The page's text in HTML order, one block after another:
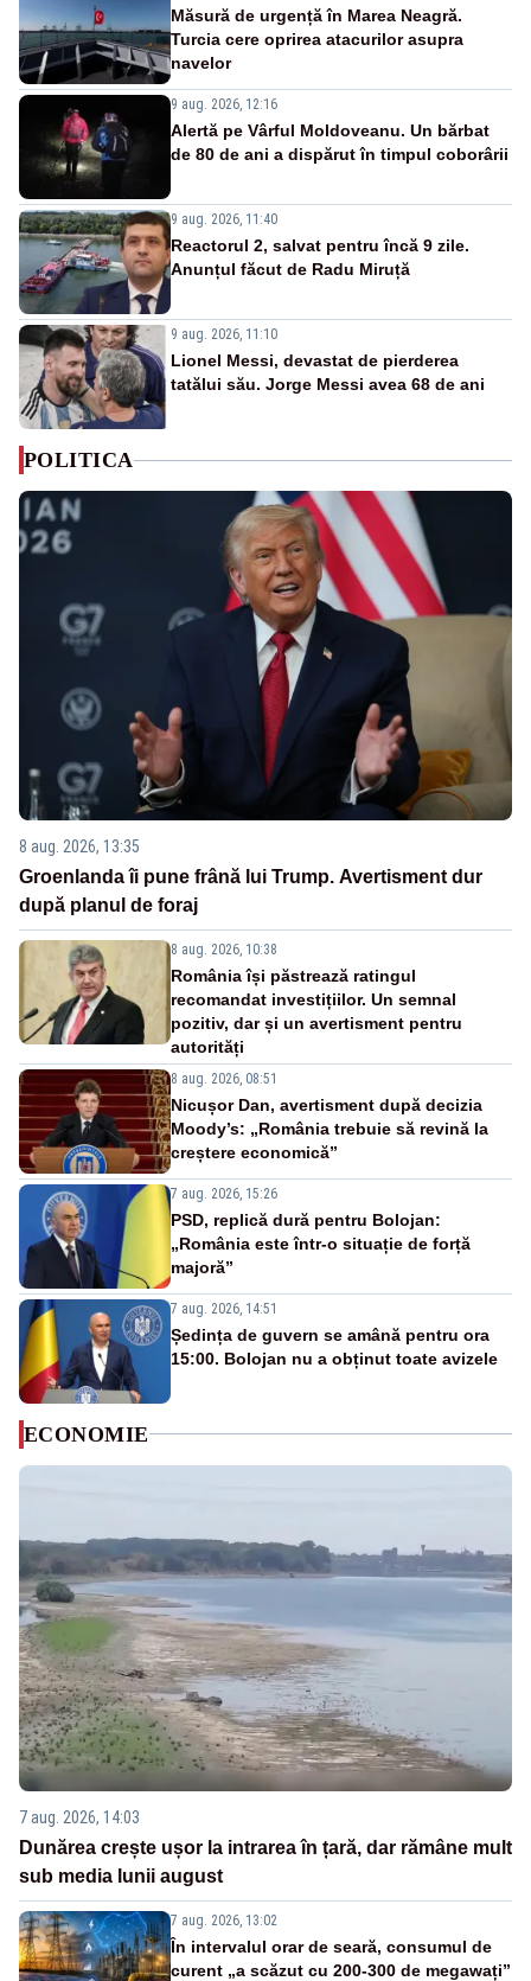
Măsură de urgență în Marea Neagră.
Turcia cere oprirea atacurilor asupra
navelor
9 aug. 2026, 12:16
Alertă pe Vârful Moldoveanu. Un bărbat
de 80 de ani a dispărut în timpul coborârii
9 aug. 2026, 11:40
Reactorul 2, salvat pentru încă 9 zile.
Anunțul făcut de Radu Miruță
9 aug. 2026, 11:10
Lionel Messi, devastat de pierderea
tatălui său. Jorge Messi avea 68 de ani
POLITICA
8 aug. 2026, 13:35
Groenlanda îi pune frână lui Trump. Avertisment dur
după planul de foraj
8 aug. 2026, 10:38
România își păstrează ratingul
recomandat investițiilor. Un semnal
pozitiv, dar și un avertisment pentru
autorități
8 aug. 2026, 08:51
Nicușor Dan, avertisment după decizia
Moody’s: „România trebuie să revină la
creștere economică”
7 aug. 2026, 15:26
PSD, replică dură pentru Bolojan:
„România este într-o situație de forță
majoră”
7 aug. 2026, 14:51
Ședința de guvern se amână pentru ora
15:00. Bolojan nu a obținut toate avizele
ECONOMIE
7 aug. 2026, 14:03
Dunărea crește ușor la intrarea în țară, dar rămâne mult
sub media lunii august
7 aug. 2026, 13:02
În intervalul orar de seară, consumul de
curent „a scăzut cu 200-300 de megawați”